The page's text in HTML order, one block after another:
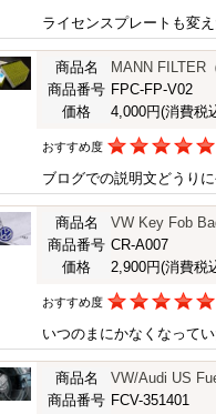
ライセンスプレートも変
商品名
MANN FILTER
商品番号 FPC-FP-V02
価格
4,000円(消費税
おすすめ度
ブログでの説明文どうり
商品名
VW Key Fob
商品番号 CR-A007
価格
2,900円(消費税
おすすめ度
いつのまにかなくなって
商品名
VW/Audi US
商品番号 FCV-351401